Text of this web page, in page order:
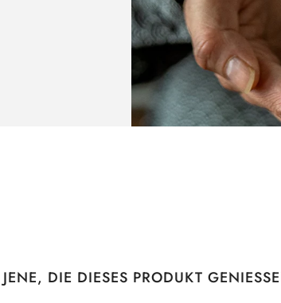
DIE DIESES PRODUKT GENIESSEN